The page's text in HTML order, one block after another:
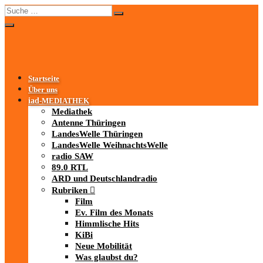
Startseite
Über uns
iad-MEDIATHEK
Mediathek
Antenne Thüringen
LandesWelle Thüringen
LandesWelle WeihnachtsWelle
radio SAW
89.0 RTL
ARD und Deutschlandradio
Rubriken
Film
Ev. Film des Monats
Himmlische Hits
KiBi
Neue Mobilität
Was glaubst du?